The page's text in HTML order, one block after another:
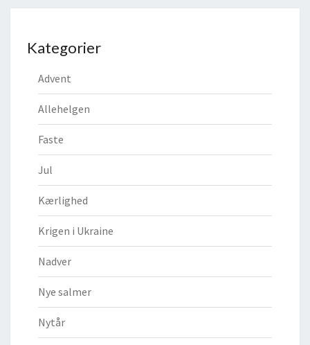
Kategorier
Advent
Allehelgen
Faste
Jul
Kærlighed
Krigen i Ukraine
Nadver
Nye salmer
Nytår